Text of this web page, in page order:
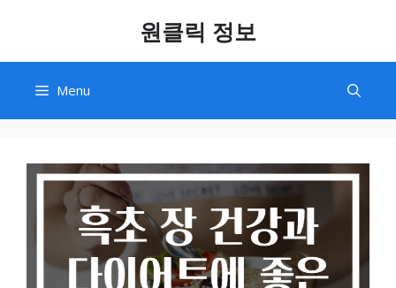
content
원클릭 정보
Menu